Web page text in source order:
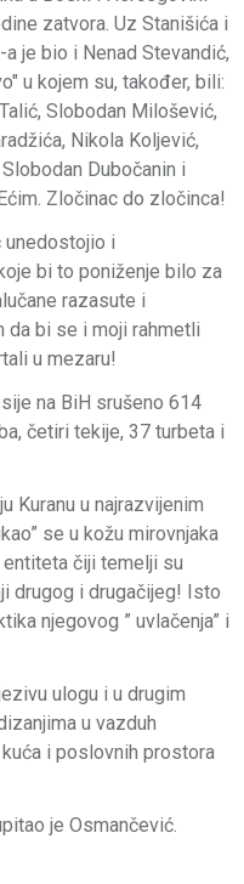
zatvora. Uz Stanišića i
je bio i Nenad Stevandić,
u kojem su, također, bili:
Slobodan Milošević,
Nikola Koljević,
Dubočanin i
Zločinac do zločinca!
unedostojio i
bi to poniženje bilo za
razasute i
da bi se i moji rahmetli
u mezaru!
na BiH srušeno 614
četiri tekije, 37 turbeta i
Kuranu u najrazvijenim
se u kožu mirovnjaka
čiji temelji su
drugog i drugačijeg! Isto
njegovog ” uvlačenja” i
ulogu i u drugim
u vazduh
i poslovnih prostora
je Osmančević.